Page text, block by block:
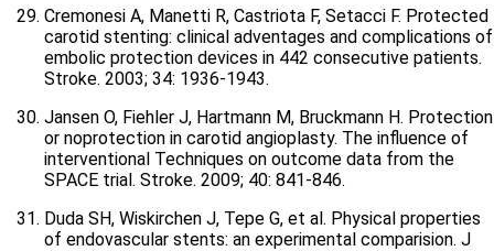
Cremonesi A, Manetti R, Castriota F, Setacci F. Protected
carotid stenting: clinical adventages and complications of
embolic protection devices in 442 consecutive patients.
Stroke. 2003; 34: 1936-1943.
Jansen O, Fiehler J, Hartmann M, Bruckmann H. Protection
or noprotection in carotid angioplasty. The influence of
interventional Techniques on outcome data from the
SPACE trial. Stroke. 2009; 40: 841-846.
Duda SH, Wiskirchen J, Tepe G, et al. Physical properties
of endovascular stents: an experimental comparision. J